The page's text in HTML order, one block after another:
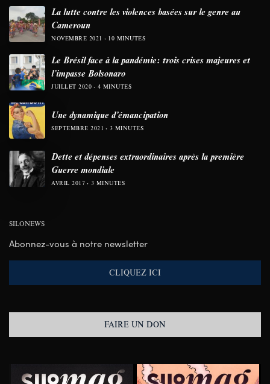
La lutte contre les violences basées sur le genre au
Cameroun
NOVEMBRE 2021 10 MINUTES
Le Brésil face à la pandémie: trois crises majeures et
l’impasse Bolsonaro
JUILLET 2020 4 MINUTES
Une dynamique d’émancipation
SEPTEMBRE 2021 3 MINUTES
Dette et dépenses extraordinaires après la première
Guerre mondiale
AVRIL 2017 3 MINUTES
SILONEWS
Abonnez-vous à notre newsletter
CLIQUEZ ICI
FAIRE UN DON